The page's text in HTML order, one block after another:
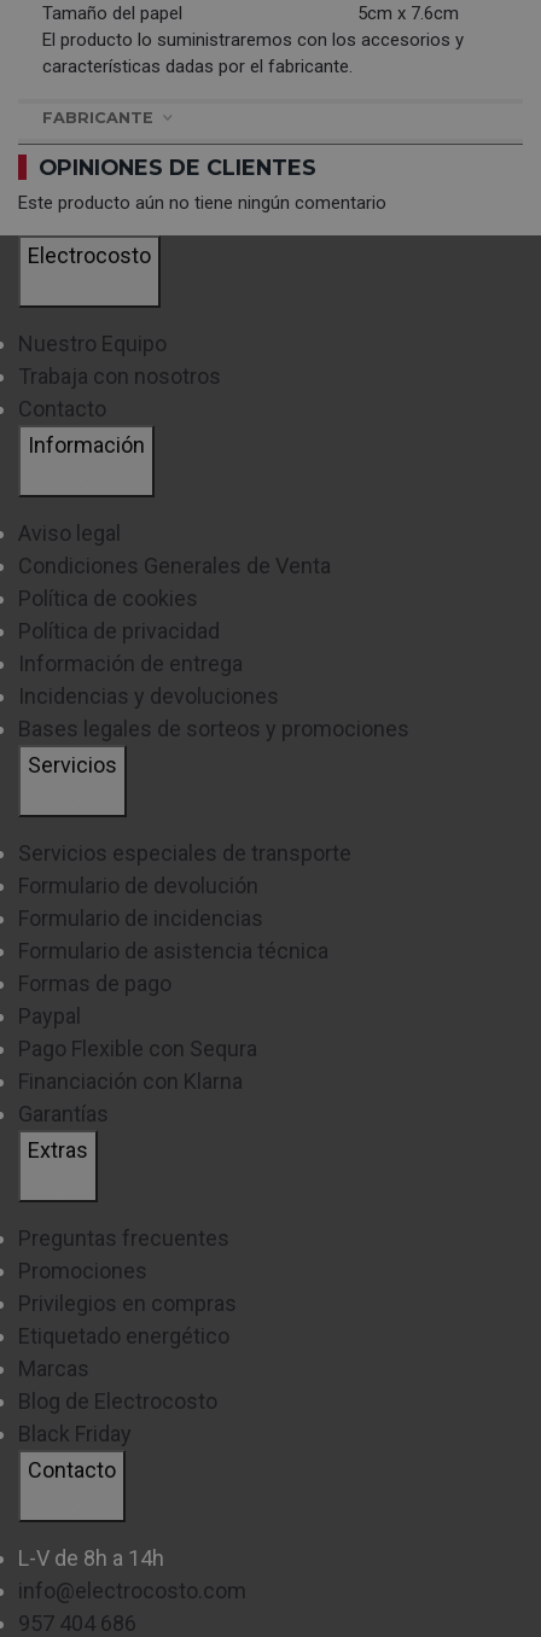
Tamaño del papel
5cm x 7.6cm
El producto lo suministraremos con los accesorios y
características dadas por el fabricante.
FABRICANTE
OPINIONES DE CLIENTES
Este producto aún no tiene ningún comentario
Electrocosto
Nuestro Equipo
Trabaja con nosotros
Contacto
Información
Aviso legal
Condiciones Generales de Venta
Política de cookies
Política de privacidad
Información de entrega
Incidencias y devoluciones
Bases legales de sorteos y promociones
Servicios
Servicios especiales de transporte
Formulario de devolución
Formulario de incidencias
Formulario de asistencia técnica
Formas de pago
Paypal
Pago Flexible con Sequra
Financiación con Klarna
Garantías
Extras
Preguntas frecuentes
Promociones
Privilegios en compras
Etiquetado energético
Marcas
Blog de Electrocosto
Black Friday
Contacto
L-V de 8h a 14h
info@electrocosto.com
957 404 686